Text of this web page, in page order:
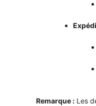
Remarque : Les